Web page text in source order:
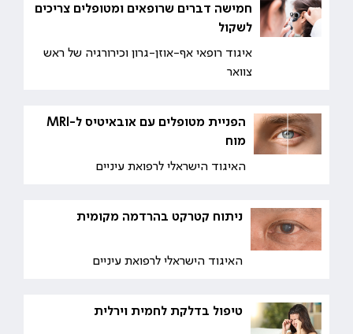
חמישה דברים שרופאים ומטופלים צריכים
לשקול
איגוד רופאי אף-אוזן-גרון וכירורגיה של ראש
צוואר
הפניית מטופלים עם אובאיטיס ל-MRI
מוח
האיגוד הישראלי לרפואת עיניים
ניתוח קטרקט בהרדמה מקומית
האיגוד הישראלי לרפואת עיניים
טיפול בדלקת לחמית וירלית